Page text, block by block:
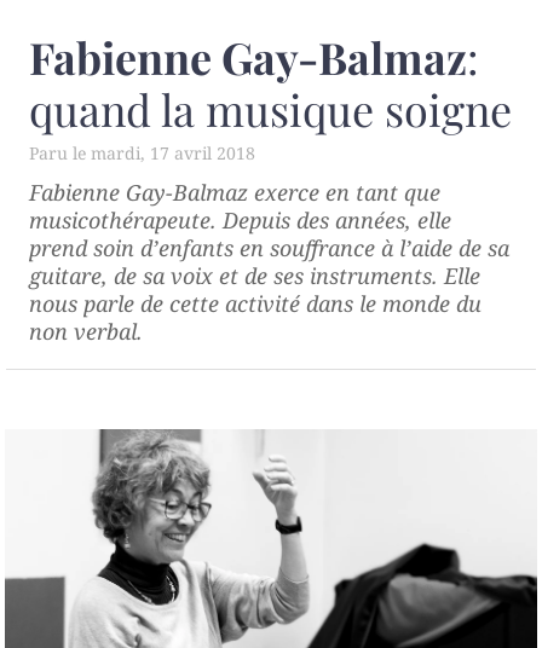
Fabienne Gay-Balmaz:
quand la musique soigne
mardi, 17 avril 2018
Fabienne Gay-Balmaz exerce en tant que
musicothérapeute. Depuis des années, elle
prend soin d’enfants en souffrance à l’aide de sa
guitare, de sa voix et de ses instruments. Elle
nous parle de cette activité dans le monde du
non verbal.